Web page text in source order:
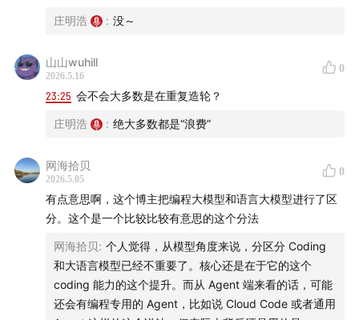
以及在PPT的最后我又讲了点“别的”内容……
PPT在我的IMA数据库中，可以扫码或者点击链接加入
【ima知识库】屠龙之术VIP报告库ima.qq.com
庄明浩 : 没～
山山wuhill
2026.5.16
0
23:25 会不会大多数是在重复造轮？
庄明浩 : 绝大多数都是“浪费”
网海拾贝
2026.5.05
0
有点意思啊，这个博主把编程大模型和语言大模型进行了区
分。这个是一个比较比较有意思的这个分法
网海拾贝: 个人觉得，从模型角度来说，分区分 Coding
和大语言模型已经不重要了。核心还是在于它的这个
coding 能力的这个提升。而从 Agent 端来看的话，可能
还会有编程专用的 Agent，比如说 Cloud Code 或者通用